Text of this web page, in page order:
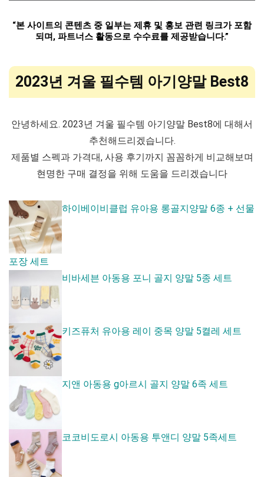
“본 사이트의 콘텐츠 중 일부는 제휴 및 홍보 관련 링크가 포함
되며, 파트너스 활동으로 수수료를 제공받습니다.”
2023년 겨울 필수템 아기양말 Best8
안녕하세요. 2023년 겨울 필수템 아기양말 Best8에 대해서
추천해드리겠습니다.
제품별 스펙과 가격대, 사용 후기까지 꼼꼼하게 비교해보며
현명한 구매 결정을 위해 도움을 드리겠습니다
하이베이비클럽 유아용 롱골지양말 6종 + 선물
포장 세트
비바세븐 아동용 포니 골지 양말 5종 세트
키즈퓨처 유아용 레이 중목 양말 5켤레 세트
지앤 아동용 g아르시 골지 양말 6족 세트
코코비도로시 아동용 투앤디 양말 5족세트